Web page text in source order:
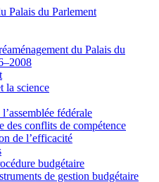
Palais du Parlement
du Palais du
la science
fédérale
des conflits de compétence
de l’efficacité
budgétaire
de gestion budgétaire